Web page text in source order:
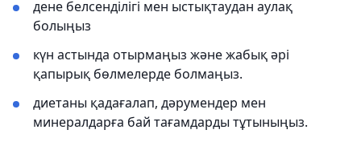
дене белсенділігі мен ыстықтаудан аулақ
болыңыз
күн астында отырмаңыз және жабық әрі
қапырық бөлмелерде болмаңыз.
диетаны қадағалап, дәрумендер мен
минералдарға бай тағамдарды тұтыныңыз.